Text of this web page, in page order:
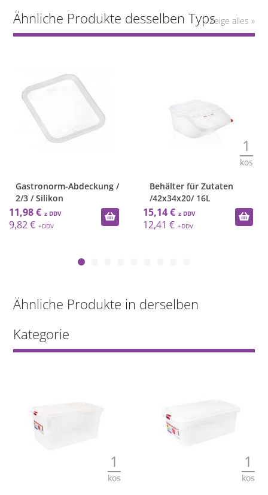
Ähnliche Produkte desselben TypsZeige alles »
Gastronorm-Abdeckung /
2/3 / Silikon
11,98 €
9,82 €
1
kos
Behälter für Zutaten
/42x34x20/ 16L
15,14 €
12,41 €
Ähnliche Produkte in derselben
Kategorie
1
kos
1
kos